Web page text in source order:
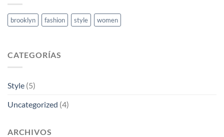
brooklyn fashion style women
CATEGORÍAS
Style (5)
Uncategorized (4)
ARCHIVOS